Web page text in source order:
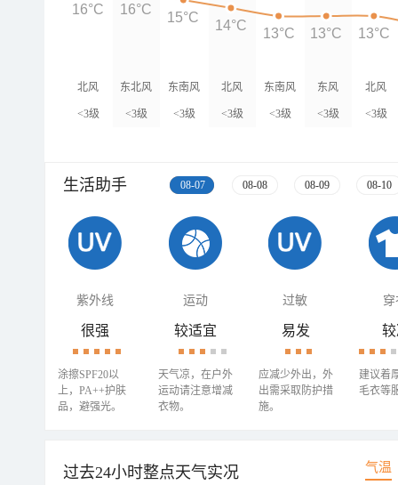
北风
<3级
东北风
<3级
东南风
<3级
北风
<3级
东南风
<3级
东风
<3级
北风
<3级
16°C 16°C
15°C
14°C
13°C 13°C 13°C
生活助手 08-07 08-08 08-09 08-10
紫外线 运动 过敏 穿
很强
涂擦SPF20以
上，PA++护肤
品，避强光。
较适宜
天气凉，在户外
运动请注意增减
衣物。
易发
应减少外出，外
出需采取防护措
施。
建议着
毛衣等
过去24小时整点天气实况 气温